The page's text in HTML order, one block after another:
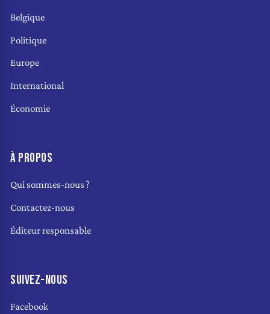
Belgique
Politique
Europe
International
Économie
À PROPOS
Qui sommes-nous ?
Contactez-nous
Éditeur responsable
SUIVEZ-NOUS
Facebook